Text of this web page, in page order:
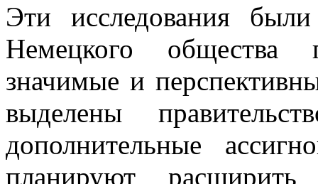
Эти исследования
Немецкого общества
значимые и
выделены
дополнительные
планируют